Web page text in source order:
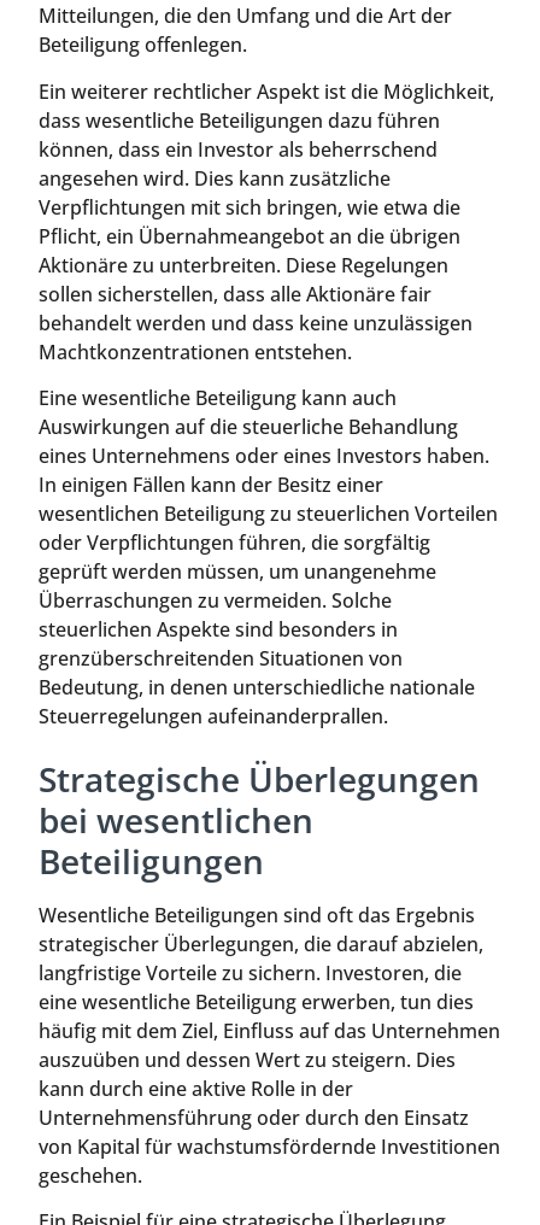
Mitteilungen, die den Umfang und die Art der
Beteiligung offenlegen.
Ein weiterer rechtlicher Aspekt ist die Möglichkeit,
dass wesentliche Beteiligungen dazu führen
können, dass ein Investor als beherrschend
angesehen wird. Dies kann zusätzliche
Verpflichtungen mit sich bringen, wie etwa die
Pflicht, ein Übernahmeangebot an die übrigen
Aktionäre zu unterbreiten. Diese Regelungen
sollen sicherstellen, dass alle Aktionäre fair
behandelt werden und dass keine unzulässigen
Machtkonzentrationen entstehen.
Eine wesentliche Beteiligung kann auch
Auswirkungen auf die steuerliche Behandlung
eines Unternehmens oder eines Investors haben.
In einigen Fällen kann der Besitz einer
wesentlichen Beteiligung zu steuerlichen Vorteilen
oder Verpflichtungen führen, die sorgfältig
geprüft werden müssen, um unangenehme
Überraschungen zu vermeiden. Solche
steuerlichen Aspekte sind besonders in
grenzüberschreitenden Situationen von
Bedeutung, in denen unterschiedliche nationale
Steuerregelungen aufeinanderprallen.
Strategische Überlegungen
bei wesentlichen
Beteiligungen
Wesentliche Beteiligungen sind oft das Ergebnis
strategischer Überlegungen, die darauf abzielen,
langfristige Vorteile zu sichern. Investoren, die
eine wesentliche Beteiligung erwerben, tun dies
häufig mit dem Ziel, Einfluss auf das Unternehmen
auszuüben und dessen Wert zu steigern. Dies
kann durch eine aktive Rolle in der
Unternehmensführung oder durch den Einsatz
von Kapital für wachstumsfördernde Investitionen
geschehen.